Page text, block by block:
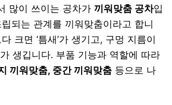
많이 쓰이는 공차가 끼워맞춤 공차입
되는 관계를 끼워맞춤이라고 합니
크면 ‘틈새’가 생기고, 구멍 지름이
가 생깁니다. 부품 기능과 역할에 따라
끼워맞춤, 중간 끼워맞춤 등으로 나